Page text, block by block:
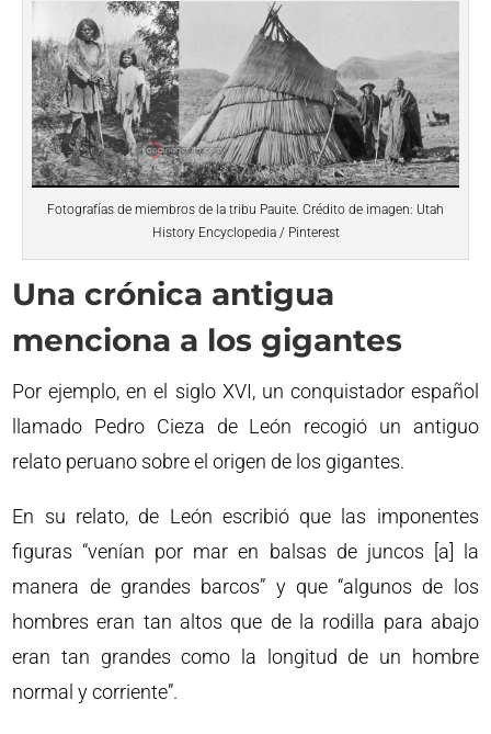
Fotografías de miembros de la tribu Pauite. Crédito de imagen: Utah
History Encyclopedia / Pinterest
Una crónica antigua
menciona a los gigantes
Por ejemplo, en el siglo XVI, un conquistador español
llamado Pedro Cieza de León recogió un antiguo
relato peruano sobre el origen de los gigantes.
En su relato, de León escribió que las imponentes
figuras “venían por mar en balsas de juncos [a] la
manera de grandes barcos” y que “algunos de los
hombres eran tan altos que de la rodilla para abajo
eran tan grandes como la longitud de un hombre
normal y corriente”.